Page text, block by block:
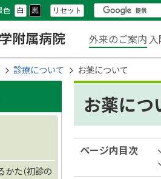
色 白 黒 リセット
検
索
学附属
メ
ニ
ュ
ー
外来のご案内
診療について お薬について
お薬につ
ページ内目次
た（初診の